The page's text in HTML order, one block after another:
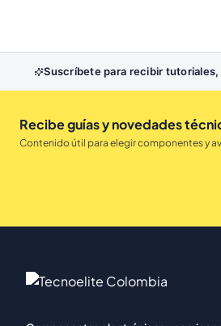
Suscríbete para recibir
Recibe guías y novedades
Contenido útil para elegir componentes y